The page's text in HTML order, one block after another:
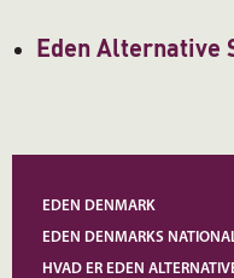
Eden Alternative
EDEN DENMARK
EDEN DENMARKS
HVAD ER EDEN